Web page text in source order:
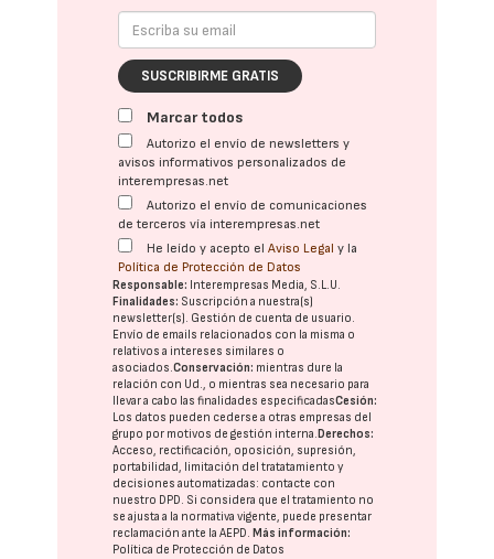
SUSCRIBIRME GRATIS
Marcar todos
Autorizo el envío de newsletters y
avisos informativos personalizados de
interempresas.net
Autorizo el envío de comunicaciones
de terceros vía interempresas.net
He leído y acepto elAviso Legal y la
Política de Protección de Datos
Responsable: Interempresas Media, S.L.U.
Finalidades: Suscripción a nuestra(s)
newsletter(s). Gestión de cuenta de usuario.
Envío de emails relacionados con la misma o
relativos a intereses similares o
asociados.Conservación: mientras dure la
relación con Ud., o mientras sea necesario para
llevar a cabo las finalidades especificadasCesión:
Los datos pueden cederse a otras empresas del
grupo por motivos de gestión interna. Derechos:
Acceso, rectificación, oposición, supresión,
portabilidad, limitación del tratatamiento y
decisiones automatizadas: contacte con
nuestro DPD. Si considera que el tratamiento no
se ajusta a la normativa vigente, puede presentar
reclamación ante laAEPD. Más información:
Política de Protección de Datos